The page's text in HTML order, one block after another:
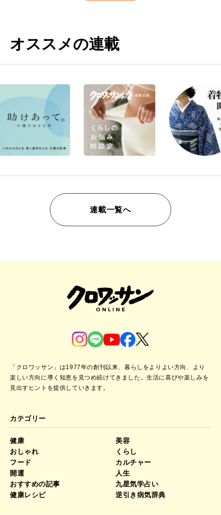
オススメの連載
連載一覧へ
「クロワッサン」は1977年の創刊以来、暮らしをよりよい方向、より
楽しい方向に導く知恵を見つめ続けてきました。生活に喜びや楽しみを
見出すヒントを提供していきます。
カテゴリー
健康
美容
おしゃれ
くらし
フード
カルチャー
開運
人生
おすすめの記事
九星気学占い
健康レシピ
逆引き病気辞典